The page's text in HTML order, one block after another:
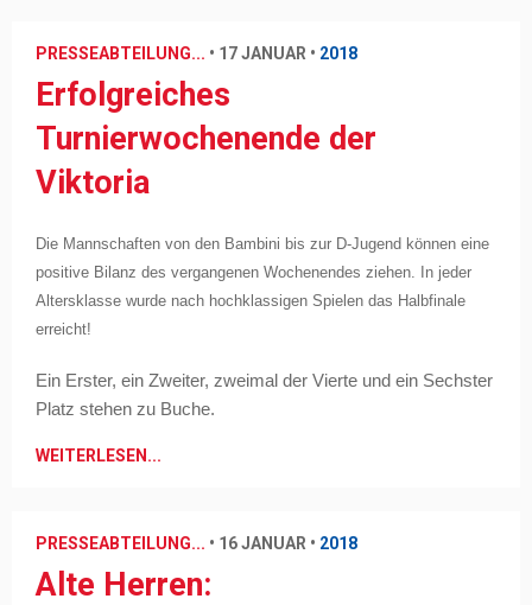
PRESSEABTEILUNG... • 17 JANUAR • 2018
Erfolgreiches
Turnierwochenende der
Viktoria
Die Mannschaften von den Bambini bis zur D-Jugend können eine
positive Bilanz des vergangenen Wochenendes ziehen. In jeder
Altersklasse wurde nach hochklassigen Spielen das Halbfinale
erreicht!
Ein Erster, ein Zweiter, zweimal der Vierte und ein Sechster
Platz stehen zu Buche.
WEITERLESEN...
PRESSEABTEILUNG... • 16 JANUAR • 2018
Alte Herren: